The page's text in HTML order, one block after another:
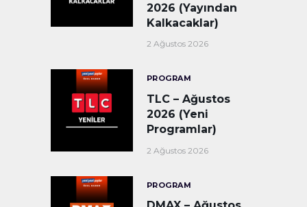
2026 (Yayından
Kalkacaklar)
2 Ağustos 2026
PROGRAM
TLC – Ağustos
2026 (Yeni
Programlar)
2 Ağustos 2026
PROGRAM